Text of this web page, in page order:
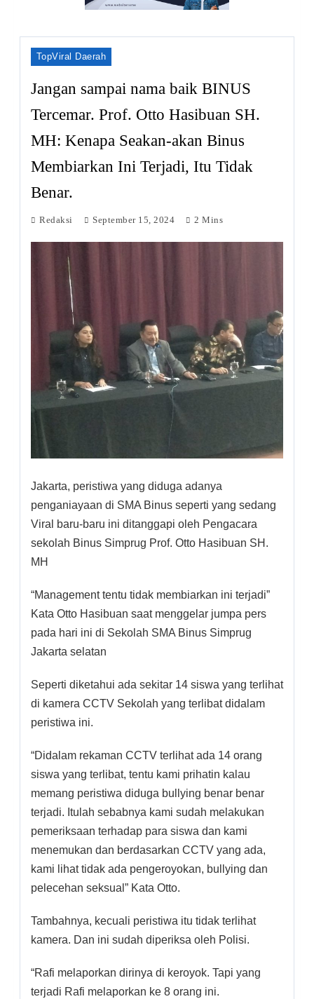
TopViral Daerah
Jangan sampai nama baik BINUS
Tercemar. Prof. Otto Hasibuan SH.
MH: Kenapa Seakan-akan Binus
Membiarkan Ini Terjadi, Itu Tidak
Benar.
Redaksi September 15, 2024 2 Mins
Jakarta, peristiwa yang diduga adanya
penganiayaan di SMA Binus seperti yang sedang
Viral baru-baru ini ditanggapi oleh Pengacara
sekolah Binus Simprug Prof. Otto Hasibuan SH.
MH
“Management tentu tidak membiarkan ini terjadi”
Kata Otto Hasibuan saat menggelar jumpa pers
pada hari ini di Sekolah SMA Binus Simprug
Jakarta selatan
Seperti diketahui ada sekitar 14 siswa yang terlihat
di kamera CCTV Sekolah yang terlibat didalam
peristiwa ini.
“Didalam rekaman CCTV terlihat ada 14 orang
siswa yang terlibat, tentu kami prihatin kalau
memang peristiwa diduga bullying benar benar
terjadi. Itulah sebabnya kami sudah melakukan
pemeriksaan terhadap para siswa dan kami
menemukan dan berdasarkan CCTV yang ada,
kami lihat tidak ada pengeroyokan, bullying dan
pelecehan seksual” Kata Otto.
Tambahnya, kecuali peristiwa itu tidak terlihat
kamera. Dan ini sudah diperiksa oleh Polisi.
“Rafi melaporkan dirinya di keroyok. Tapi yang
terjadi Rafi melaporkan ke 8 orang ini.